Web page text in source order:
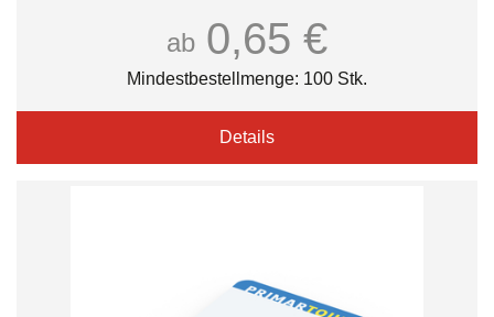
ab 0,65 €
Mindestbestellmenge: 100 Stk.
Details